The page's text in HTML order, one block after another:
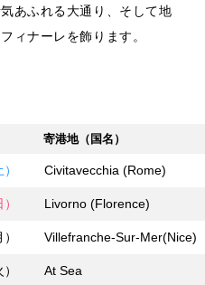
あふれる大通り、そして地
ィナーレを飾ります。
寄港地（国名）
Civitavecchia (Rome)
Livorno (Florence)
Villefranche-Sur-Mer(Nice)
At Sea